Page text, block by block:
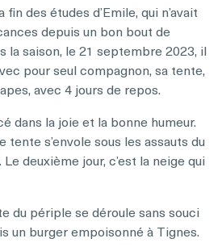
des études d’Emile, qui n’avait
depuis un bon bout de
la saison, le 21 septembre 2023, il
pour seul compagnon, sa tente,
avec 4 jours de repos.
dans la joie et la bonne humeur.
tente s’envole sous les assauts du
deuxième jour, c’est la neige qui
du périple se déroule sans souci
un burger empoisonné à Tignes.